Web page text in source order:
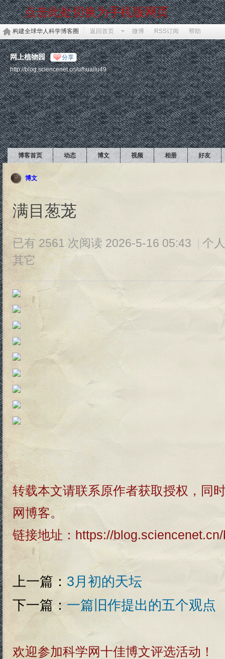
点击此处切换为手机版网页
构建全球华人科学博客圈 返回首页 微博 RSS订阅 帮助
网上植物园 分享
http://blog.sciencenet.cn/u/huailu49
博客首页 动态 博文 视频 相册 好友
博文
满目葱茏
已有 2561 次阅读 2026-5-16 05:43
个
其它
转载本文请联系原作者获取授权，同
网博客。
链接地址： https://
上一篇： 3月初的天坛
下一篇：一篇旧作提出的五个观点
欢迎参加科学网十佳博文评选活动！